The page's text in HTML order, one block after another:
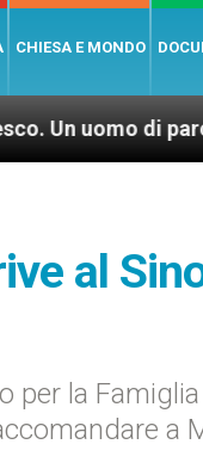
CHIESA E MONDO
di parola”,
al
per la
a